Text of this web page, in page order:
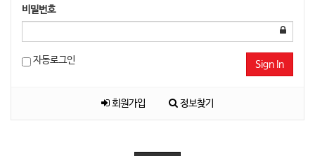
비밀번호
자동로그인 Sign In
회원가입 정보찾기